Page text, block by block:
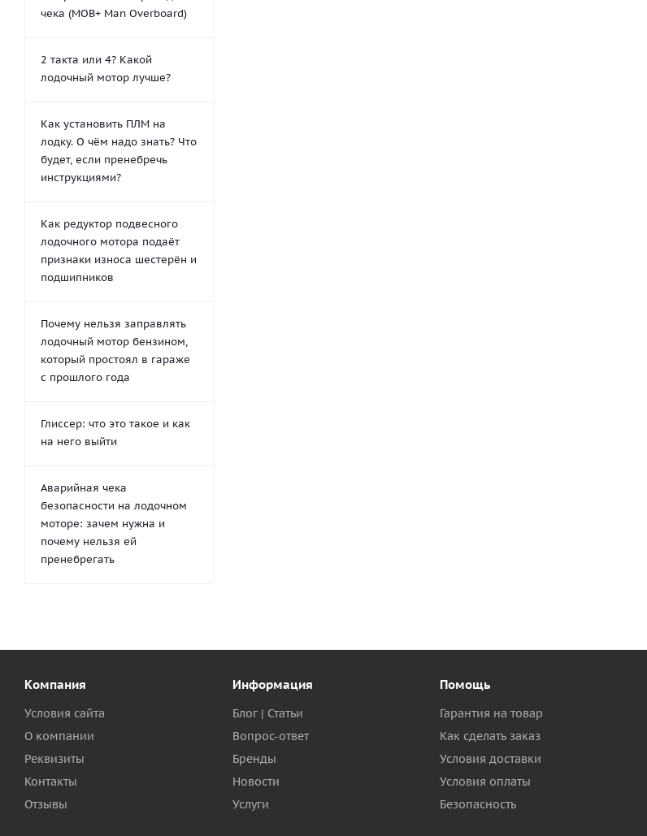
чека (MOB+ Man Overboard)
2 такта или 4? Какой
лодочный мотор лучше?
Как установить ПЛМ на
лодку. О чём надо знать? Что
будет, если пренебречь
инструкциями?
Как редуктор подвесного
лодочного мотора подаёт
признаки износа шестерён и
подшипников
Почему нельзя заправлять
лодочный мотор бензином,
который простоял в гараже
с прошлого года
Глиссер: что это такое и как
на него выйти
Аварийная чека
безопасности на лодочном
моторе: зачем нужна и
почему нельзя ей
пренебрегать
Компания
Условия сайта
О компании
Реквизиты
Контакты
Отзывы
Информация
Блог | Статьи
Вопрос-ответ
Бренды
Новости
Услуги
Помощь
Гарантия на товар
Как сделать заказ
Условия доставки
Условия оплаты
Безопасность